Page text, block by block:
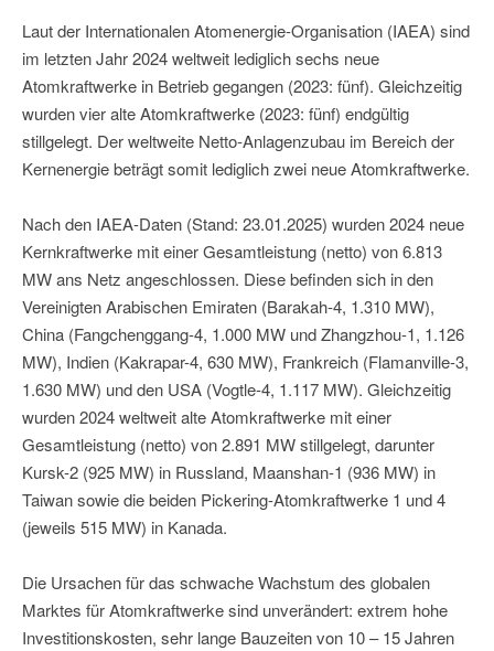
Laut der Internationalen Atomenergie-Organisation (IAEA) sind
im letzten Jahr 2024 weltweit lediglich sechs neue
Atomkraftwerke in Betrieb gegangen (2023: fünf). Gleichzeitig
wurden vier alte Atomkraftwerke (2023: fünf) endgültig
stillgelegt. Der weltweite Netto-Anlagenzubau im Bereich der
Kernenergie beträgt somit lediglich zwei neue Atomkraftwerke.
Nach den IAEA-Daten (Stand: 23.01.2025) wurden 2024 neue
Kernkraftwerke mit einer Gesamtleistung (netto) von 6.813
MW ans Netz angeschlossen. Diese befinden sich in den
Vereinigten Arabischen Emiraten (Barakah-4, 1.310 MW),
China (Fangchenggang-4, 1.000 MW und Zhangzhou-1, 1.126
MW), Indien (Kakrapar-4, 630 MW), Frankreich (Flamanville-3,
1.630 MW) und den USA (Vogtle-4, 1.117 MW). Gleichzeitig
wurden 2024 weltweit alte Atomkraftwerke mit einer
Gesamtleistung (netto) von 2.891 MW stillgelegt, darunter
Kursk-2 (925 MW) in Russland, Maanshan-1 (936 MW) in
Taiwan sowie die beiden Pickering-Atomkraftwerke 1 und 4
(jeweils 515 MW) in Kanada.
Die Ursachen für das schwache Wachstum des globalen
Marktes für Atomkraftwerke sind unverändert: extrem hohe
Investitionskosten, sehr lange Bauzeiten von 10 – 15 Jahren